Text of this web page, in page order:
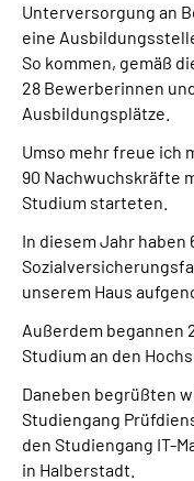
Unterversorgung an
eine
So kommen, gemäß
28 Bewerberinnen
Ausbildungsplätze.
Umso mehr freue ich
90 Nachwuchskräfte
Studium starteten.
In diesem Jahr haben
unserem Haus
Außerdem begannen
Studium an den
Daneben begrüßten
Studiengang
den Studiengang IT-
in Halberstadt.